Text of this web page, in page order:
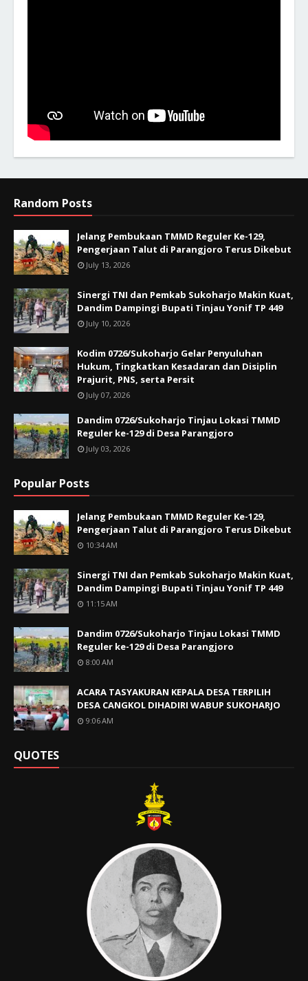
Random Posts
Jelang Pembukaan TMMD Reguler Ke-129,
Pengerjaan Talut di Parangjoro Terus Dikebut
July 13, 2026
Sinergi TNI dan Pemkab Sukoharjo Makin Kuat,
Dandim Dampingi Bupati Tinjau Yonif TP 449
July 10, 2026
Kodim 0726/Sukoharjo Gelar Penyuluhan
Hukum, Tingkatkan Kesadaran dan Disiplin
Prajurit, PNS, serta Persit
July 07, 2026
Dandim 0726/Sukoharjo Tinjau Lokasi TMMD
Reguler ke-129 di Desa Parangjoro
July 03, 2026
Popular Posts
Jelang Pembukaan TMMD Reguler Ke-129,
Pengerjaan Talut di Parangjoro Terus Dikebut
10:34 AM
Sinergi TNI dan Pemkab Sukoharjo Makin Kuat,
Dandim Dampingi Bupati Tinjau Yonif TP 449
11:15 AM
Dandim 0726/Sukoharjo Tinjau Lokasi TMMD
Reguler ke-129 di Desa Parangjoro
8:00 AM
ACARA TASYAKURAN KEPALA DESA TERPILIH
DESA CANGKOL DIHADIRI WABUP SUKOHARJO
9:06 AM
QUOTES